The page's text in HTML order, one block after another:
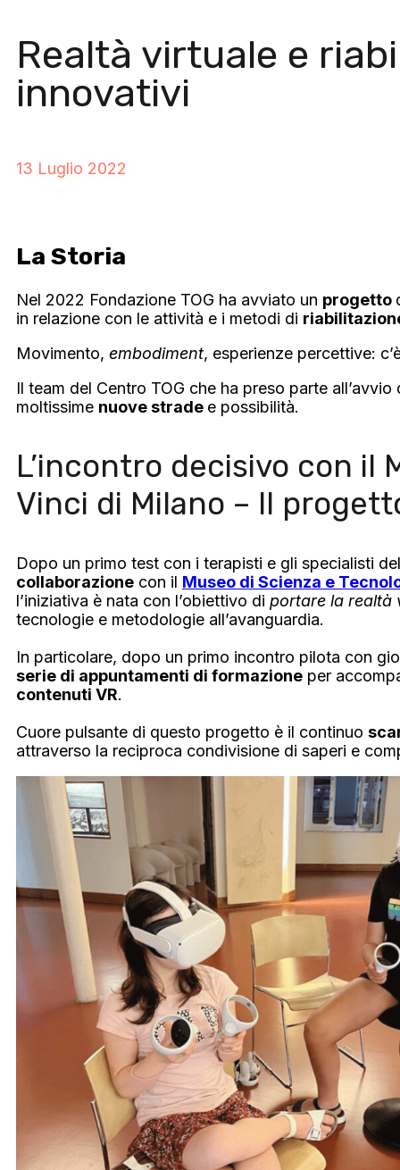
Realtà virtuale e
innovativi
13 Luglio 2022
La Storia
Nel 2022 Fondazione TOG ha avviato un progetto
in relazione con le attività e i metodi di
Movimento, embodiment, esperienze percettive:
Il team del Centro TOG che ha preso parte
moltissime nuove strade e possibilità.
L’incontro decisivo con il
Vinci di Milano – Il
Dopo un primo test con i terapisti e gli specialisti
collaborazione con il Museo di Scienza e
l’iniziativa è nata con l’obiettivo di portare la realtà
tecnologie e metodologie all’avanguardia.
In particolare, dopo un primo incontro pilota con
serie di appuntamenti di formazione per
contenuti VR.
Cuore pulsante di questo progetto è il continuo
attraverso la reciproca condivisione di saperi e